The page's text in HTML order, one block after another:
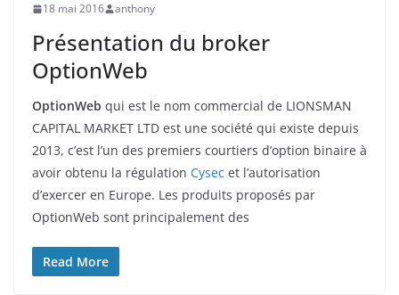
18 mai 2016 anthony
Présentation du broker
OptionWeb
OptionWeb qui est le nom commercial de LIONSMAN
CAPITAL MARKET LTD est une société qui existe depuis
2013, c’est l’un des premiers courtiers d’option binaire à
avoir obtenu la régulation Cysec et l’autorisation
d’exercer en Europe. Les produits proposés par
OptionWeb sont principalement des
Read More